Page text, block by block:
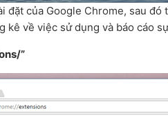
đặt của Google Chrome, sau
kê về việc sử dụng và báo cáo
”